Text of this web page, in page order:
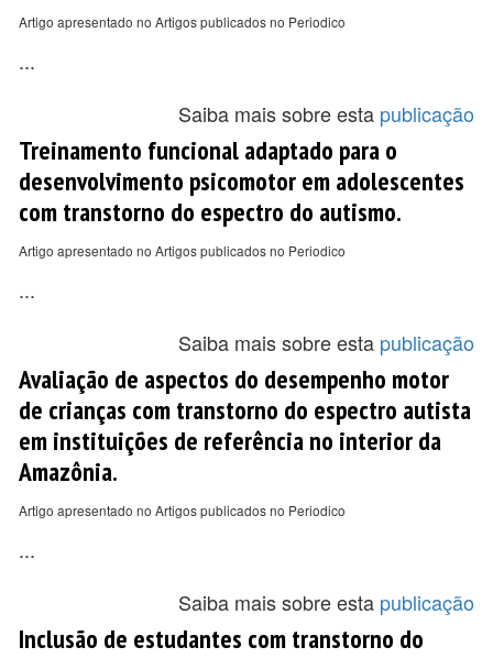
Artigo apresentado no Artigos publicados no Periodico
...
Saiba mais sobre esta publicação
Treinamento funcional adaptado para o
desenvolvimento psicomotor em adolescentes
com transtorno do espectro do autismo.
Artigo apresentado no Artigos publicados no Periodico
...
Saiba mais sobre esta publicação
Avaliação de aspectos do desempenho motor
de crianças com transtorno do espectro autista
em instituições de referência no interior da
Amazônia.
Artigo apresentado no Artigos publicados no Periodico
...
Saiba mais sobre esta publicação
Inclusão de estudantes com transtorno do